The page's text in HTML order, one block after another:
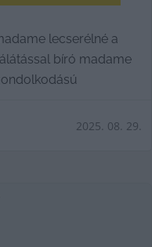
lecserélné a
bíró madame
2025. 08. 29.